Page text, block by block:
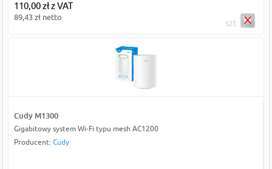
110,00 zł z VAT
89,43 zł netto
szt
Cudy M1300
Gigabitowy system Wi-Fi typu mesh AC1200
Producent: Cudy